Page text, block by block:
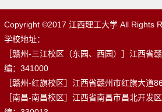
Copyright ©2017 江西理工大学 All Rights
学校地址：
［赣州-三江校区（东园、西园）］江西省
编：341000
［赣州-红旗校区］江西省赣州市红旗大道
［南昌-南昌校区］江西省南昌市昌北开发